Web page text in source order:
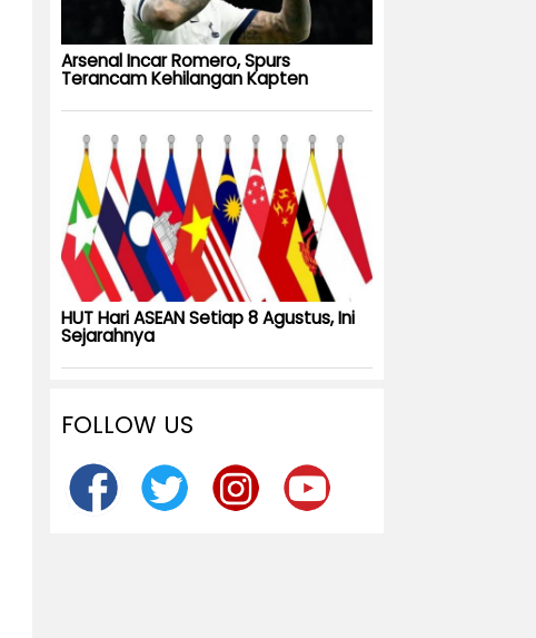
Arsenal Incar Romero, Spurs
Terancam Kehilangan Kapten
HUT Hari ASEAN Setiap 8 Agustus, Ini
Sejarahnya
FOLLOW US